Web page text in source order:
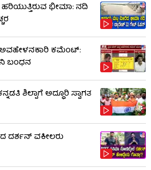
ಭೀಮಾ: ನದಿ
ಅವಹೇಳನಕಾರಿ ಕಮೆಂಟ್:
ಬಂಧನ
ಶಿಲ್ಪಾಗೆ ಅದ್ಧೂರಿ ಸ್ವಾಗತ
ದರ್ಶನ್ ವಕೀಲರು